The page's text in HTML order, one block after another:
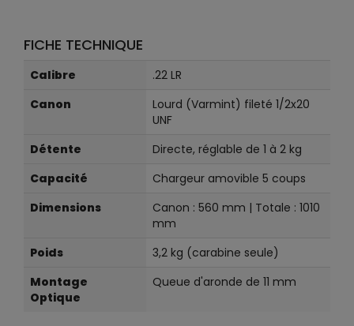
FICHE TECHNIQUE
Calibre
.22 LR
Canon
Lourd (Varmint) fileté 1/2x20
UNF
Détente
Directe, réglable de 1 à 2 kg
Capacité
Chargeur amovible 5 coups
Dimensions
Canon : 560 mm | Totale : 1010
mm
Poids
3,2 kg (carabine seule)
Montage
Optique
Queue d'aronde de 11 mm